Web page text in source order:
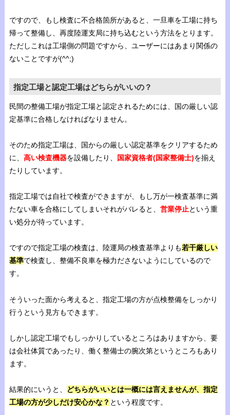
ですので、もし検査に不合格箇所があると、一旦車を工場に持ち
帰って整備し、再度陸運支局に持ち込むという方法をとります。
ただしこれは工場側の問題ですから、ユーザーにはあまり関係の
ないことですが(^^;)
指定工場と認定工場はどちらがいいの？
民間の整備工場が指定工場と認定されるためには、国の厳しい認
定基準に合格しなければなりません。
そのため指定工場は、国からの厳しい認定基準をクリアするため
に、 高い検査機器を設備したり、 国家資格者(国家整備士)を揃え
たりしています。
指定工場では自社で検査ができますが、もし万が一検査基準に満
たない車を合格にしてしまいそれがバレると、 営業停止という重
い処分が待っています。
ですので指定工場の検査は、陸運局の検査基準よりも若干厳しい
基準で検査し、整備不良車を極力ださないようにしているので
す。
そういった面から考えると、指定工場の方が点検整備をしっかり
行うという見方もできます。
しかし認定工場でもしっかりしているところはありますから、要
は会社体質であったり、働く整備士の腕次第というところもあり
ます。
結果的にいうと、
どちらがいいとは一概には言えませんが、指定
工場の方が少しだけ安心かな？ という程度です。